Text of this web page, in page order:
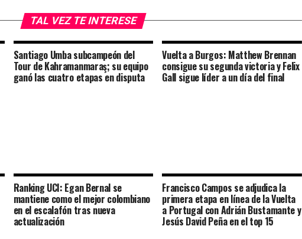
TAL VEZ TE INTERESE
Santiago Umba subcampeón del
Tour de Kahramanmaraş; su equipo
ganó las cuatro etapas en disputa
Vuelta a Burgos: Matthew Brennan
consigue su segunda victoria y Felix
Gall sigue líder a un día del final
Ranking UCI: Egan Bernal se
mantiene como el mejor colombiano
en el escalafón tras nueva
actualización
Francisco Campos se adjudica la
primera etapa en línea de la Vuelta
a Portugal con Adrián Bustamante y
Jesús David Peña en el top 15